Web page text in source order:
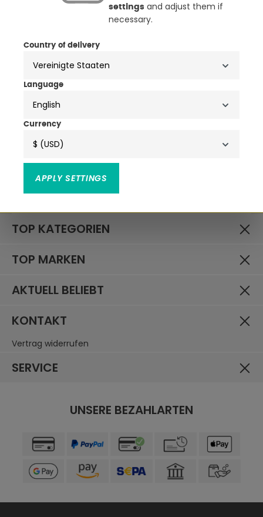
ANMELDEN & ATTRAKTIVE
VORTEILE SICHERN
• Attraktive Rabatte, Schnäppchen & Gutscheine
Ich habe die
genommen und die
einverstanden.
TOP KATEGORIEN
TOP MARKEN
AKTUELL BELIEBT
KONTAKT
Vertrag widerrufen
SERVICE
UNSERE BEZAHLARTEN
settings and adjust them if
necessary.
Country of delivery
Language
English
Currency
$ (USD)
APPLY SETTINGS